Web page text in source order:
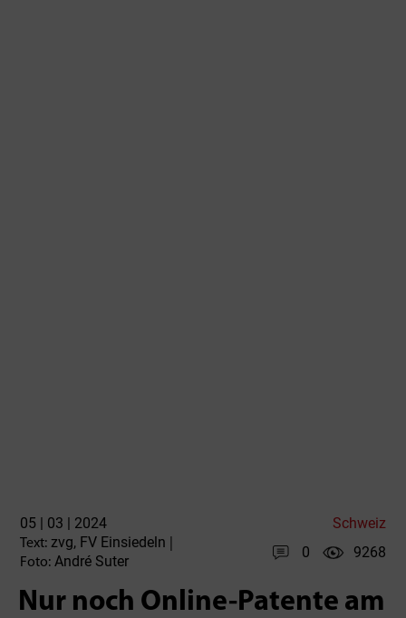
05 | 03 | 2024 Schweiz
Text: zvg, FV Einsiedeln
Foto: André Suter
0 9268
Nur noch Online-Patente am